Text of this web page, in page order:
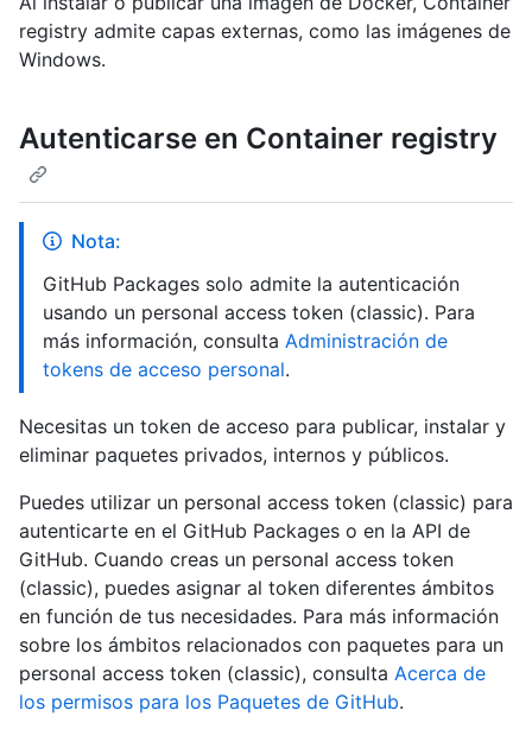
registry admite capas externas, como las imágenes de
Windows.
Autenticarse en Container registry
Nota:
GitHub Packages solo admite la autenticación
usando un personal access token (classic). Para
más información, consulta Administración de
tokens de acceso personal.
Necesitas un token de acceso para publicar, instalar y
eliminar paquetes privados, internos y públicos.
Puedes utilizar un personal access token (classic) para
autenticarte en el GitHub Packages o en la API de
GitHub. Cuando creas un personal access token
(classic), puedes asignar al token diferentes ámbitos
en función de tus necesidades. Para más información
sobre los ámbitos relacionados con paquetes para un
personal access token (classic), consulta Acerca de
los permisos para los Paquetes de GitHub.